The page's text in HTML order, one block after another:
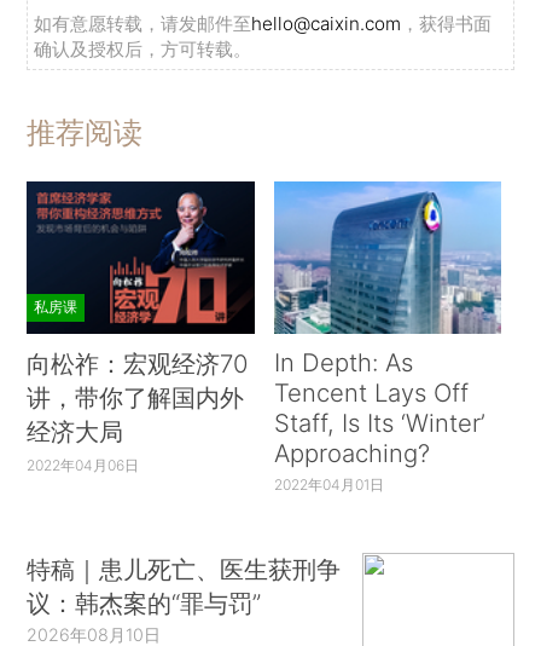
如有意愿转载，请发邮件至hello@caixin.com ，获得书面
确认及授权后，方可转载。
推荐阅读
私房课
向松祚：宏观经济70
讲，带你了解国内外
经济大局
2022年04月06日
In Depth: As
Tencent Lays Off
Staff, Is Its ‘Winter’
Approaching?
2022年04月01日
特稿｜患儿死亡、医生获刑争
议：韩杰案的“罪与罚”
2026年08月10日